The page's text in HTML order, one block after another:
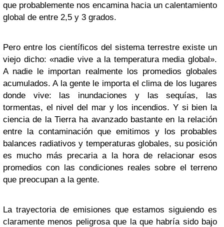
que probablemente nos encamina hacia un calentamiento
global de entre 2,5 y 3 grados.
Pero entre los científicos del sistema terrestre existe un
viejo dicho: «nadie vive a la temperatura media global».
A nadie le importan realmente los promedios globales
acumulados. A la gente le importa el clima de los lugares
donde vive: las inundaciones y las sequías, las
tormentas, el nivel del mar y los incendios. Y si bien la
ciencia de la Tierra ha avanzado bastante en la relación
entre la contaminación que emitimos y los probables
balances radiativos y temperaturas globales, su posición
es mucho más precaria a la hora de relacionar esos
promedios con las condiciones reales sobre el terreno
que preocupan a la gente.
La trayectoria de emisiones que estamos siguiendo es
claramente menos peligrosa que la que habría sido bajo